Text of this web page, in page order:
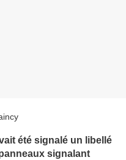
été signalé un libellé
signalant